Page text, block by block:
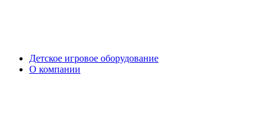
Детское игровое оборудование
О компании